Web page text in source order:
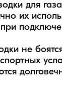
для
их
не